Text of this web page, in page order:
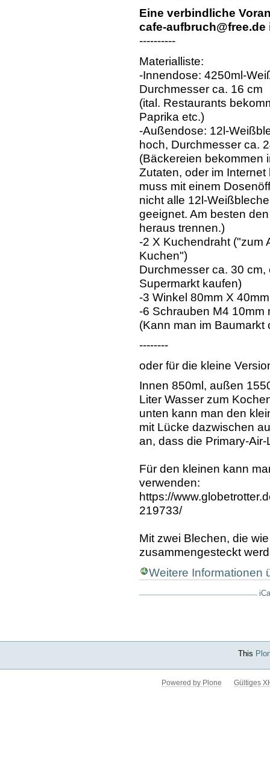
Eine verbindliche
cafe-
----------
Materialliste:
-Innendose: 4250ml-
Durchmesser ca. 16 cm
(ital. Restaurants
Paprika etc.)
-Außendose: 12l-
hoch, Durchmesser ca.
(Bäckereien bekommen
Zutaten, oder im
muss mit einem
nicht alle 12l-
geeignet. Am besten
heraus trennen.)
-2 X Kuchendraht ("zum
Kuchen")
Durchmesser ca. 30
Supermarkt kaufen)
-3 Winkel 80mm X
-6 Schrauben M4 10mm
(Kann man im
--------
oder für die kleine
Innen 850ml, außen
Liter Wasser zum
unten kann man den
mit Lücke dazwischen
an, dass die Primary-
Für den kleinen kann
verwenden:
https://
219733/
Mit zwei Blechen, die
zusammengesteckt
Weitere Informationen
This
Powered by Plone Gültiges